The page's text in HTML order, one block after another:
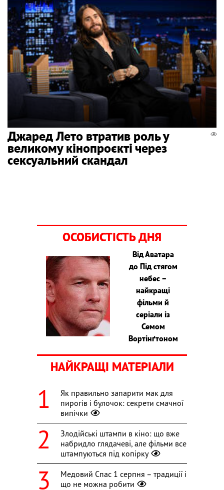
Джаред Лето втратив роль у
великому кінопроєкті через
сексуальний скандал
ОСОБИСТІСТЬ ДНЯ
Від Аватара
до Під стягом
небес –
найкращі
фільми й
серіали із
Семом
Вортінґтоном
НАЙКРАЩІ МАТЕРІАЛИ
Як правильно запарити мак для
пирогів і булочок: секрети смачної
випічки
Злодійські штампи в кіно: що вже
набридло глядачеві, але фільми все
штампуються під копірку
Медовий Спас 1 серпня – традиції і
що не можна робити